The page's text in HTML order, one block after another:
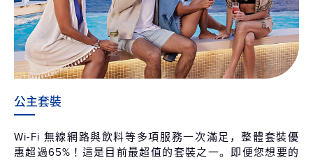
公主套裝
Wi-Fi 無線網路與飲料等多項服務一次滿足，整體套裝優
惠超過65%！這是目前最超值的套裝之一。即便您想要的